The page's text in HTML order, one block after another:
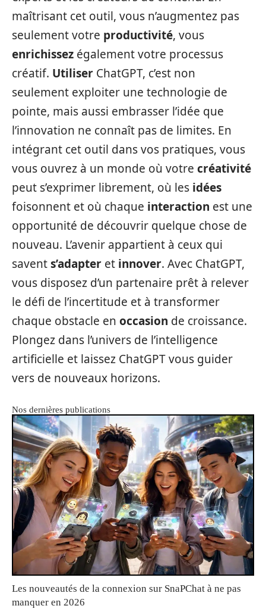
maîtrisant cet outil, vous n’augmentez pas
seulement votre productivité, vous
enrichissez également votre processus
créatif. Utiliser ChatGPT, c’est non
seulement exploiter une technologie de
pointe, mais aussi embrasser l’idée que
l’innovation ne connaît pas de limites. En
intégrant cet outil dans vos pratiques, vous
vous ouvrez à un monde où votre créativité
peut s’exprimer librement, où les idées
foisonnent et où chaque interaction est une
opportunité de découvrir quelque chose de
nouveau. L’avenir appartient à ceux qui
savents’adapter et innover. Avec ChatGPT,
vous disposez d’un partenaire prêt à relever
le défi de l’incertitude et à transformer
chaque obstacle en occasion de croissance.
Plongez dans l’univers de l’intelligence
artificielle et laissez ChatGPT vous guider
vers de nouveaux horizons.
Nos dernières publications
Les nouveautés de la connexion sur SnaPChat à ne pas
manquer en 2026